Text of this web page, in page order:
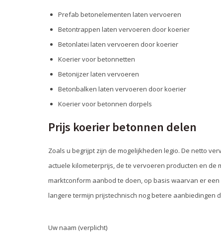
Prefab betonelementen laten vervoeren
Betontrappen laten vervoeren door koerier
Betonlatei laten vervoeren door koerier
Koerier voor betonnetten
Betonijzer laten vervoeren
Betonbalken laten vervoeren door koerier
Koerier voor betonnen dorpels
Prijs koerier betonnen delen
Zoals u begrijpt zijn de mogelijkheden legio. De netto
actuele kilometerprijs, de te vervoeren producten en
marktconform aanbod te doen, op basis waarvan er
langere termijn prijstechnisch nog betere aanbiedingen
Uw naam (verplicht)